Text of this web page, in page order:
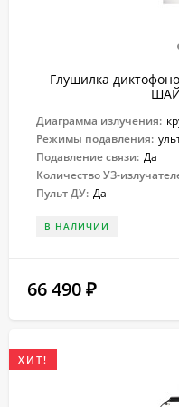
Глушилка
Диаграмма излучения:
Режимы подавления:
Подавление связи: Да
Количество УЗ-
Пульт ДУ: Да
В НАЛИЧИИ
66 490 ₽
ХИТ!